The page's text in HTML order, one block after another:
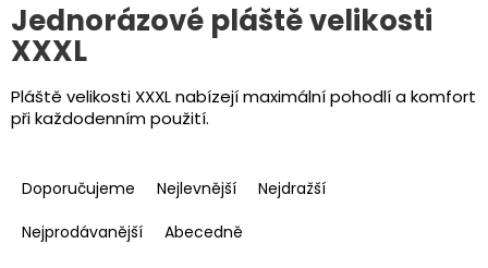
Jednorázové pláště velikosti
XXXL
Pláště velikosti XXXL nabízejí maximální pohodlí a komfort
při každodenním použití.
a
e
Doporučujeme Nejlevnější
Nejdražší
Nejprodávanější
Abecedně